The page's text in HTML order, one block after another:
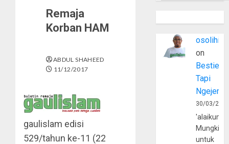
Remaja
Korban HAM
ABDUL SHAHEED
11/12/2017
gaulislam edisi
529/tahun ke-11 (22
osolihin
on
Bestie
Tapi
30/03/
Mungkin
untuk